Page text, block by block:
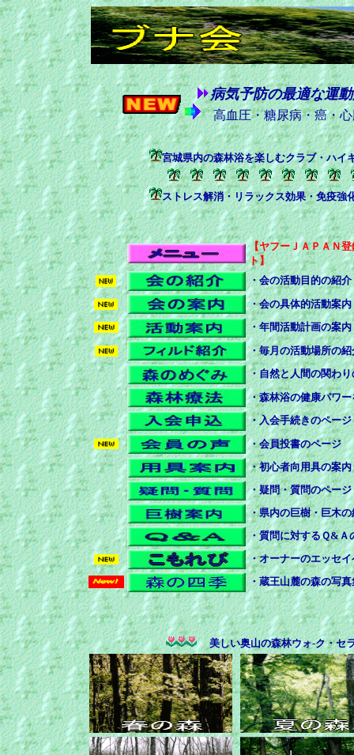
病気予防の最適な運
高血圧・糖尿病・癌・
宮城県内の森林浴を楽しむクラブ・ハイ
ストレス解消・リラックス効果・免疫強
【ヤフーＪＡＰＡＮ登
ト】
・会の活動目的の紹介
・会の具体的活動案内
・年間活動計画の案内
・毎月の活動場所の紹
・自然と人間の関わり
・森林浴の健康パワー
・入会手続きのページ
・会員投書のページ
・初心者向用具の案内
・疑問・質問のページ
・県内の巨樹・巨木の
・質問に対するＱ&Ａ
・オーナーのエッセイ
・蔵王山麓の森の写真
美しい奥山の森林ウォ-ク・セ